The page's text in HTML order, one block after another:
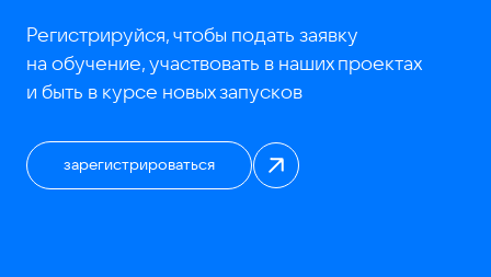
Регистрируйся, чтобы подать заявку
на обучение, участвовать в наших проектах
и быть в курсе новых запусков
зарегистрироваться